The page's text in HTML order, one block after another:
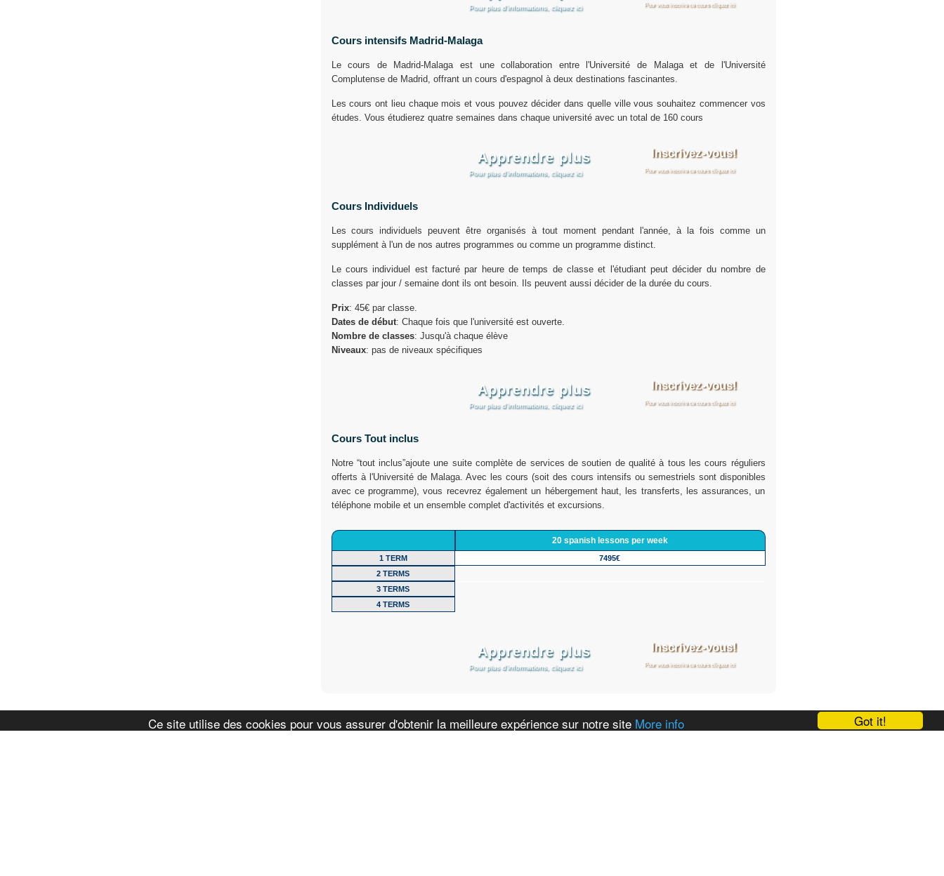
Got it!
Ce site utilise des cookies pour vous assurer d'obtenir la meilleure expérience sur notre site More info
Pour plus d’informations, cliquez ici Pour vous inscrire ce cours cliquez ici
Cours intensifs Madrid-Malaga
Le cours de Madrid-Malaga est une collaboration entre l'Université de Malaga et de l'Université
Complutense de Madrid, offrant un cours d'espagnol à deux destinations fascinantes.
Les cours ont lieu chaque mois et vous pouvez décider dans quelle ville vous souhaitez commencer vos
études. Vous étudierez quatre semaines dans chaque université avec un total de 160 cours
Apprendre plus
Pour plus d’informations, cliquez ici
Inscrivez-vous!
Pour vous inscrire ce cours cliquez ici
Cours Individuels
Les cours individuels peuvent être organisés à tout moment pendant l'année, à la fois comme un
supplément à l'un de nos autres programmes ou comme un programme distinct.
Le cours individuel est facturé par heure de temps de classe et l'étudiant peut décider du nombre de
classes par jour / semaine dont ils ont besoin. Ils peuvent aussi décider de la durée du cours.
Prix: 45€ par classe.
Dates de début: Chaque fois que l'université est ouverte.
Nombre de classes: Jusqu'à chaque élève
Niveaux: pas de niveaux spécifiques
Apprendre plus
Pour plus d’informations, cliquez ici
Inscrivez-vous!
Pour vous inscrire ce cours cliquez ici
Cours Tout inclus
Notre “tout inclus”ajoute une suite complète de services de soutien de qualité à tous les cours réguliers
offerts à l'Université de Malaga. Avec les cours (soit des cours intensifs ou semestriels sont disponibles
avec ce programme), vous recevrez également un hébergement haut, les transferts, les assurances, un
téléphone mobile et un ensemble complet d'activités et excursions.
20 spanish lessons per week
1 TERM
7495€
2 TERMS
3 TERMS
4 TERMS
Apprendre plus
Pour plus d’informations, cliquez ici
Inscrivez-vous!
Pour vous inscrire ce cours cliquez ici